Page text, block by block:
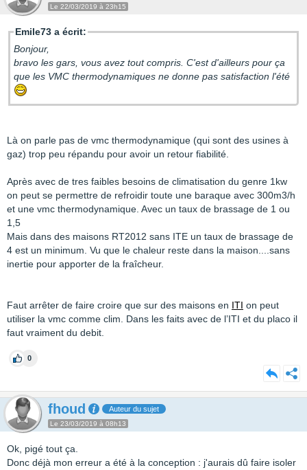
Le 22/03/2019 à 23h15
Emile73 a écrit:
Bonjour,
bravo les gars, vous avez tout compris. C'est d'ailleurs pour ça
que les VMC thermodynamiques ne donne pas satisfaction l'été
Là on parle pas de vmc thermodynamique (qui sont des usines à
gaz) trop peu répandu pour avoir un retour fiabilité.
Après avec de tres faibles besoins de climatisation du genre 1kw
on peut se permettre de refroidir toute une baraque avec 300m3/h
et une vmc thermodynamique. Avec un taux de brassage de 1 ou
1,5
Mais dans des maisons RT2012 sans ITE un taux de brassage de
4 est un minimum. Vu que le chaleur reste dans la maison....sans
inertie pour apporter de la fraîcheur.
Faut arrêter de faire croire que sur des maisons en ITI on peut
utiliser la vmc comme clim. Dans les faits avec de l’ITI et du placo il
faut vraiment du debit.
0
fhoud Auteur du sujet
Le 23/03/2019 à 08h13
Ok, pigé tout ça.
Donc déjà mon erreur a été à la conception : j'aurais dû faire isoler